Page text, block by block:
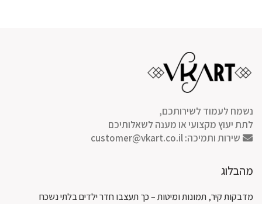
נשמח לעמוד לשירותכם,
לתת יעוץ מקצועי או מענה לשאלותיכם
שירות ותמיכה:customer@vkart.co.il
מהבלוג
מדבקות קיר, תמונות ומיטות – כך תעצבו חדר ילדים בלתי נשכח